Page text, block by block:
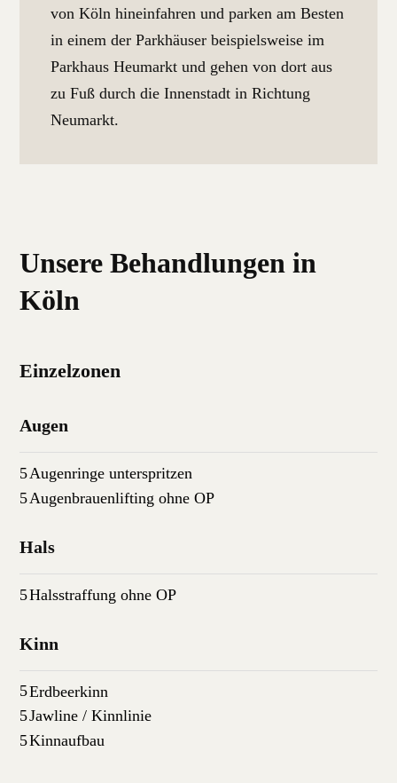
von Köln hineinfahren und parken am Besten
in einem der Parkhäuser beispielsweise im
Parkhaus Heumarkt und gehen von dort aus
zu Fuß durch die Innenstadt in Richtung
Neumarkt.
Unsere Behandlungen in
Köln
Einzelzonen
Augen
Augenringe unterspritzen
Augenbrauenlifting ohne OP
Hals
Halsstraffung ohne OP
Kinn
Erdbeerkinn
Jawline / Kinnlinie
Kinnaufbau